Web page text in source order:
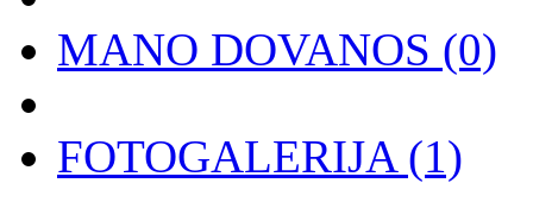
MANO DOVANOS (0)
FOTOGALERIJA(1)